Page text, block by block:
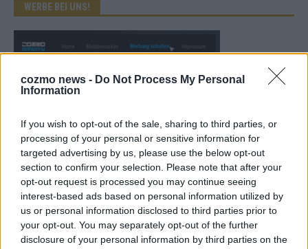
cozmo news - Do Not Process My Personal
Information
If you wish to opt-out of the sale, sharing to third parties, or
processing of your personal or sensitive information for
targeted advertising by us, please use the below opt-out
section to confirm your selection. Please note that after your
opt-out request is processed you may continue seeing
interest-based ads based on personal information utilized by
us or personal information disclosed to third parties prior to
your opt-out. You may separately opt-out of the further
disclosure of your personal information by third parties on the
WERBE BEI UNS!
KEINE NEWS MEHR VERPASSEN